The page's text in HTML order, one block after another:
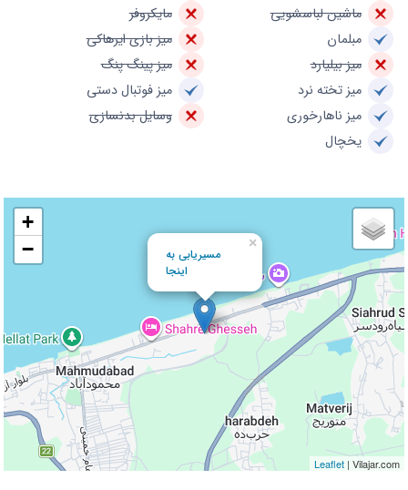
ماشین لباسشویی
مایکروفر
مبلمان
میز بازی ایرهاکی
میز بیلیارد
میز پینگ پنگ
میز تخته نرد
میز فوتبال دستی
میز ناهارخوری
وسایل بدنسازی
یخچال
مسیریابی به
اینجا
×
+
−
Leaflet | Vilajar.com